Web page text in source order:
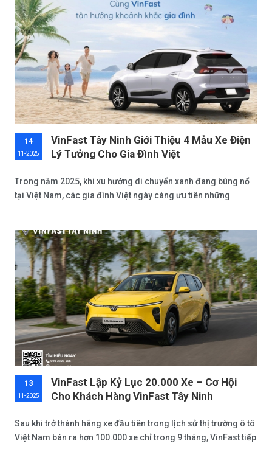
14
11-2025
VinFast Tây Ninh Giới Thiệu 4 Mẫu Xe Điện
Lý Tưởng Cho Gia Đình Việt
Trong năm 2025, khi xu hướng di chuyển xanh đang bùng nổ
tại Việt Nam, các gia đình Việt ngày càng ưu tiên những
hàng đầu miền Nam, tự hào giới thiệu 4 mẫu xe điện lý tưởng
dành riêng cho gia đình: VinFast VF 3, VF 5 Plus, VF 6 và VF 7.
13
11-2025
VinFast Lập Kỷ Lục 20.000 Xe – Cơ Hội
Cho Khách Hàng VinFast Tây Ninh
Sau khi trở thành hãng xe đầu tiên trong lịch sử thị trường ô tô
Việt Nam bán ra hơn 100.000 xe chỉ trong 9 tháng, VinFast tiếp